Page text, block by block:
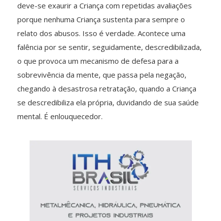
deve-se exaurir a Criança com repetidas avaliações
porque nenhuma Criança sustenta para sempre o
relato dos abusos. Isso é verdade. Acontece uma
falência por se sentir, seguidamente, descredibilizada,
o que provoca um mecanismo de defesa para a
sobrevivência da mente, que passa pela negação,
chegando à desastrosa retratação, quando a Criança
se descredibiliza ela própria, duvidando de sua saúde
mental. É enlouquecedor.